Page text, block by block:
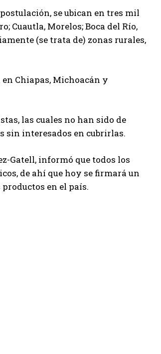
se ubican en tres mil
Cuautla, Morelos; Boca del Río,
(se trata de) zonas rurales,
Chiapas, Michoacán y
las cuales no han sido de
sin interesados en cubrirlas.
Gatell, informó que todos los
de ahí que hoy se firmará un
en el país.